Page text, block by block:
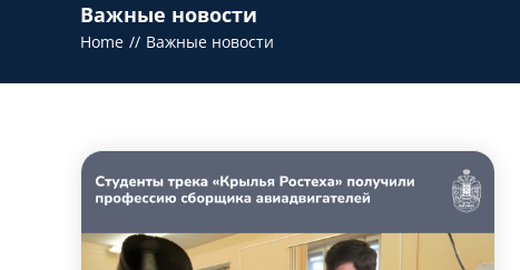
Важные новости
Home Важные новости